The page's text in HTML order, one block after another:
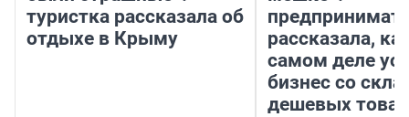
туристка рассказала об
отдыхе в Крыму
рассказала,
самом деле
бизнес со
дешевых